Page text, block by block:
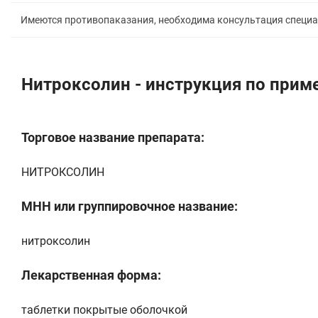
Имеются противопаказания, необходима консультация
Нитроксолин - инструкция по
Торговое название препарата:
НИТРОКСОЛИН
МНН или группировочное название:
нитроксолин
Лекарственная форма:
таблетки покрытые оболочкой